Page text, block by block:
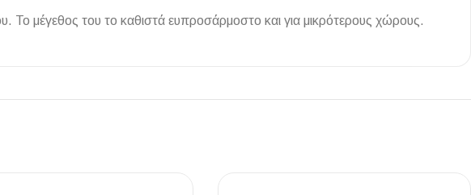
Το μέγεθος του το καθιστά ευπροσάρμοστο και για μικρότερους χώρους.